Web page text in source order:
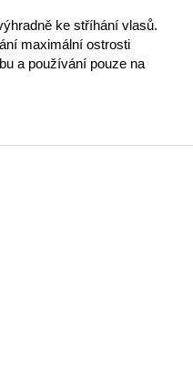
ke stříhání vlasů.
maximální ostrosti
a používání pouze na